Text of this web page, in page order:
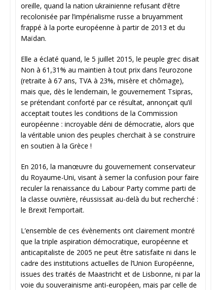
oreille, quand la nation ukrainienne refusant d’être
recolonisée par l’impérialisme russe a bruyamment
frappé à la porte européenne à partir de 2013 et du
Maïdan.
Elle a éclaté quand, le 5 juillet 2015, le peuple grec disait
Non à 61,31% au maintien à tout prix dans l’eurozone
(retraite à 67 ans, TVA à 23%, misère et chômage),
mais que, dès le lendemain, le gouvernement Tsipras,
se prétendant conforté par ce résultat, annonçait qu’il
acceptait toutes les conditions de la Commission
européenne : incroyable déni de démocratie, alors que
la véritable union des peuples cherchait à se construire
en soutien à la Grèce !
En 2016, la manœuvre du gouvernement conservateur
du Royaume-Uni, visant à semer la confusion pour faire
reculer la renaissance du Labour Party comme parti de
la classe ouvrière, réussissait au-delà du but recherché :
le Brexit l’emportait.
L’ensemble de ces évènements ont clairement montré
que la triple aspiration démocratique, européenne et
anticapitaliste de 2005 ne peut être satisfaite ni dans le
cadre des institutions actuelles de l’Union Européenne,
issues des traités de Maastricht et de Lisbonne, ni par la
voie du souverainisme anti-européen, mais par celle de